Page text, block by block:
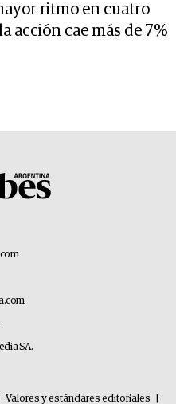
ritmo en cuatro
acción cae más de 7%
SA.
Valores y estándares editoriales